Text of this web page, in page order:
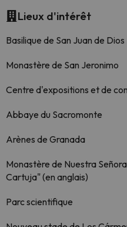
Lieux d'intérêt
Basilique de San Juan de Dios
Monastère de San Jeronimo
Centre d'expositions et de
Abbaye du Sacromonte
Arènes de Granada
Monastère de Nuestra
Cartuja" (en anglais)
Parc scientifique